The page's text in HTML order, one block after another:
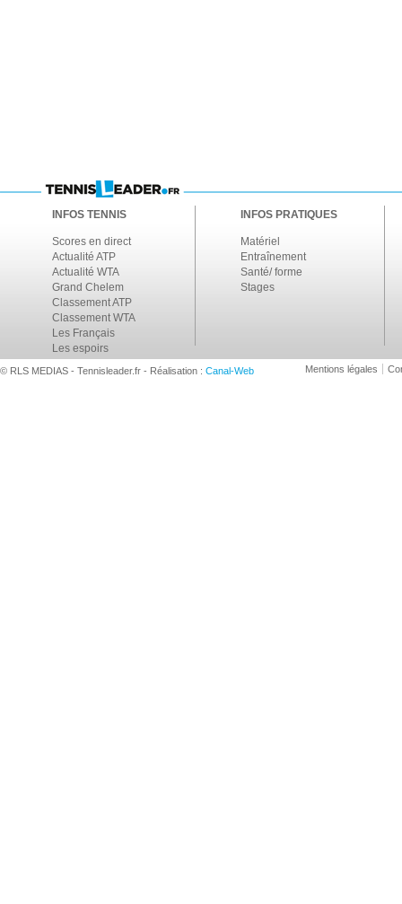
INFOS TENNIS
Scores en direct
Actualité ATP
Actualité WTA
Grand Chelem
Classement ATP
Classement WTA
Les Français
Les espoirs
INFOS PRATIQUES
Matériel
Entraînement
Santé/ forme
Stages
© RLS MEDIAS - Tennisleader.fr - Réalisation : Canal-Web Mentions légales